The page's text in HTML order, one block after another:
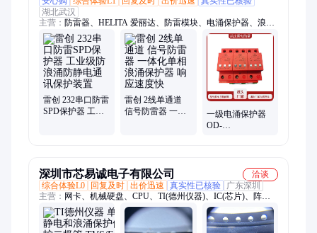
湖北武汉
主营： 防雷器、HELITA 爱丽达、防雷模块、电涌保护器、浪涌
保护器、光伏浪涌保护器、低压浪涌保护器、避雷针、信号隔离
器、防雷设备、信号防雷器、DEHN德国盾、CITEL西岱尔、
OBO防雷器、TC铁创防雷器、PDU防雷插排、SPD防雷设备、
二合一防雷器、电源防雷器、电源防雷模块、模拟信号防雷器、
电源防雷箱、网络防雷器、机柜网络防雷器、监控防雷器
雷创 232串口防雷
SPD保护器 工业
雷创 2线单通道
信号防雷器 一体
一级电涌保护器
OD-
深圳市芯易诚电子有限公司
洽谈
综合体验L0
回复及时 出价迅速 真实性已核验
广东深圳
主营： 网卡、机械硬盘、CPU、TI(德州仪器)、IC(芯片)、阵列
卡